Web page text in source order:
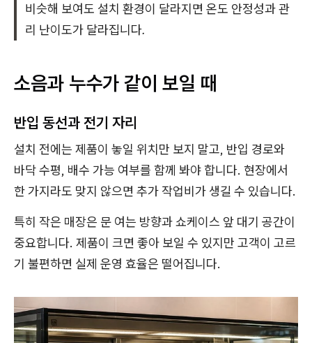
비슷해 보여도 설치 환경이 달라지면 온도 안정성과 관
리 난이도가 달라집니다.
소음과 누수가 같이 보일 때
반입 동선과 전기 자리
설치 전에는 제품이 놓일 위치만 보지 말고, 반입 경로와
바닥 수평, 배수 가능 여부를 함께 봐야 합니다. 현장에서
한 가지라도 맞지 않으면 추가 작업비가 생길 수 있습니다.
특히 작은 매장은 문 여는 방향과 쇼케이스 앞 대기 공간이
중요합니다. 제품이 크면 좋아 보일 수 있지만 고객이 고르
기 불편하면 실제 운영 효율은 떨어집니다.